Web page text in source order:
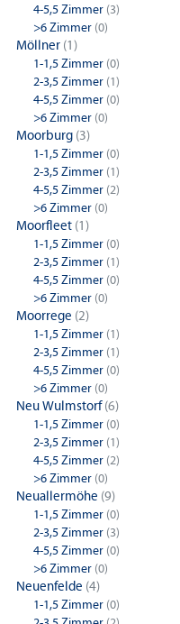
4-5,5 Zimmer (3)
>6 Zimmer (0)
Möllner (1)
1-1,5 Zimmer (0)
2-3,5 Zimmer (1)
4-5,5 Zimmer (0)
>6 Zimmer (0)
Moorburg (3)
1-1,5 Zimmer (0)
2-3,5 Zimmer (1)
4-5,5 Zimmer (2)
>6 Zimmer (0)
Moorfleet (1)
1-1,5 Zimmer (0)
2-3,5 Zimmer (1)
4-5,5 Zimmer (0)
>6 Zimmer (0)
Moorrege (2)
1-1,5 Zimmer (1)
2-3,5 Zimmer (1)
4-5,5 Zimmer (0)
>6 Zimmer (0)
Neu Wulmstorf(6)
1-1,5 Zimmer (0)
2-3,5 Zimmer (1)
4-5,5 Zimmer (2)
>6 Zimmer (0)
Neuallermöhe (9)
1-1,5 Zimmer (0)
2-3,5 Zimmer (3)
4-5,5 Zimmer (0)
>6 Zimmer (0)
Neuenfelde (4)
1-1,5 Zimmer (0)